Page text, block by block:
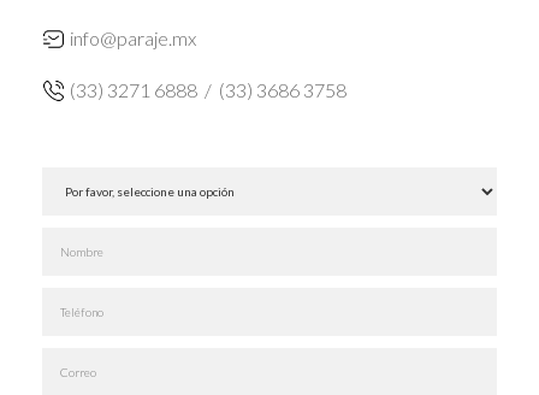
info@paraje.mx
(33) 3271 6888/ (33) 3686 3758